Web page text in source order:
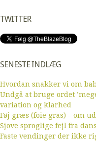
TWITTER
SENESTE INDLÆG
Hvordan snakker vi om
Undgå at bruge ordet
variation og klarhed
Føj græs (foie gras) – om
Sjove sproglige fejl fra
Faste vendinger der ikke